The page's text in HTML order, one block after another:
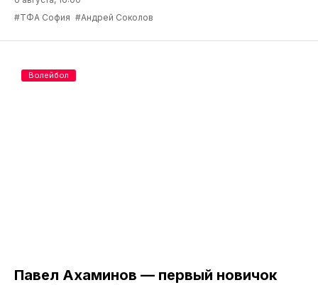
#ТФА София #Андрей Соколов
Павел Ахаминов — первый новичок
Волейбол